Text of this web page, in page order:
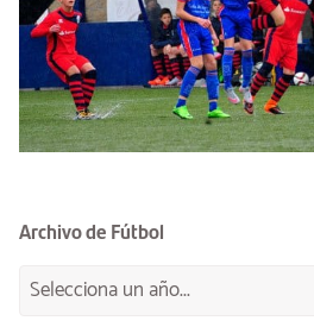
Archivo de Fútbol